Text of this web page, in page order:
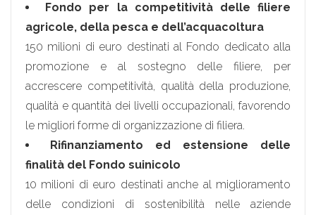
Fondo per la competitività delle filiere
agricole, della pesca e dell’acquacoltura
150 milioni di euro destinati al Fondo dedicato alla
promozione e al sostegno delle filiere, per
accrescere competitività, qualità della produzione,
qualità e quantità dei livelli occupazionali, favorendo
le migliori forme di organizzazione di filiera.
Rifinanziamento ed estensione delle
finalità del Fondo suinicolo
10 milioni di euro destinati anche al miglioramento
delle condizioni di sostenibilità nelle aziende